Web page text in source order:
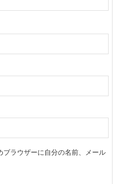
ブラウザーに自分の名前、メール